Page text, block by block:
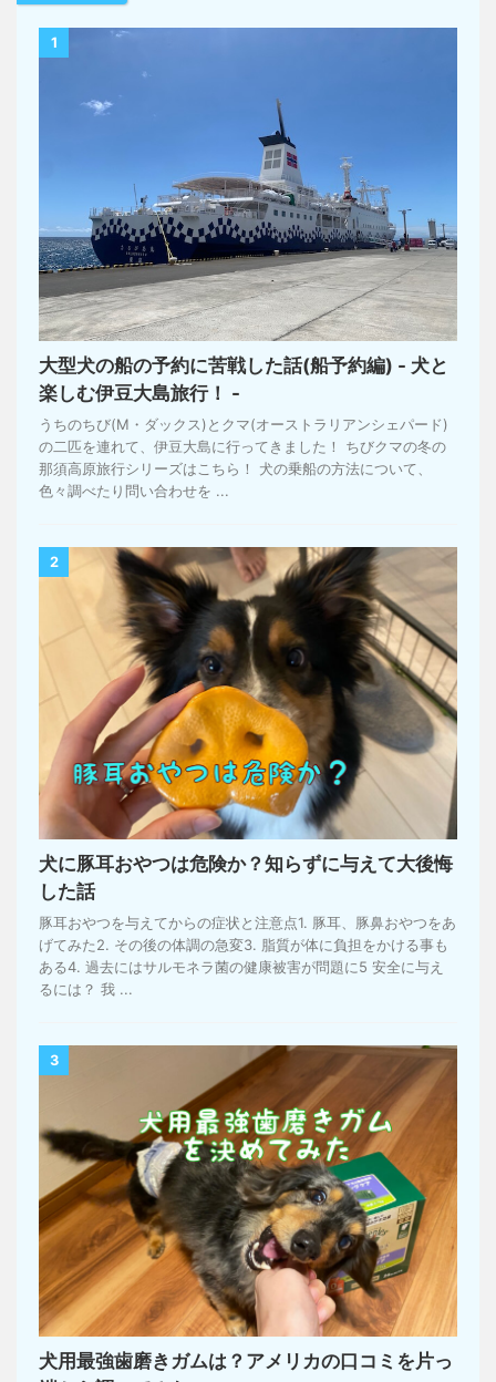
1
大型犬の船の予約に苦戦した話(船予約編) - 犬と
楽しむ伊豆大島旅行！ -
うちのちび(M・ダックス)とクマ(オーストラリアンシェパード)
の二匹を連れて、伊豆大島に行ってきました！ ちびクマの冬の
那須高原旅行シリーズはこちら！ 犬の乗船の方法について、
色々調べたり問い合わせを ...
2
犬に豚耳おやつは危険か？知らずに与えて大後悔
した話
豚耳おやつを与えてからの症状と注意点1. 豚耳、豚鼻おやつをあ
げてみた2. その後の体調の急変3. 脂質が体に負担をかける事も
ある4. 過去にはサルモネラ菌の健康被害が問題に5 安全に与え
るには？ 我 ...
3
犬用最強歯磨きガムは？アメリカの口コミを片っ